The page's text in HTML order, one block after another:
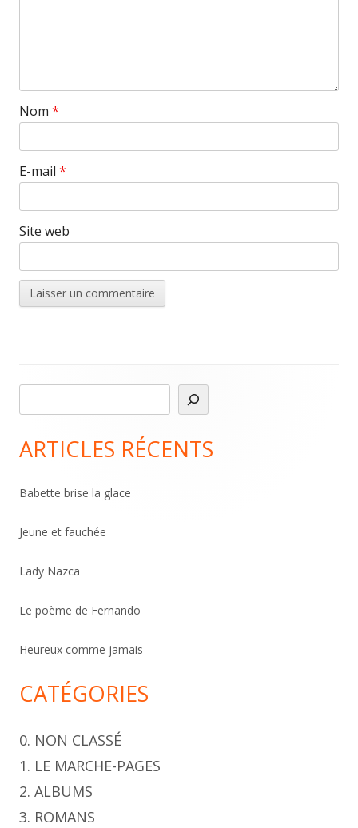
Nom *
E-mail *
Site web
Sidebar
e
h
c
e
ARTICLES RÉCENTS
Babette brise la glace
Jeune et fauchée
Lady Nazca
Le poème de Fernando
Heureux comme jamais
CATÉGORIES
0. NON CLASSÉ
1. LE MARCHE-PAGES
2. ALBUMS
3. ROMANS